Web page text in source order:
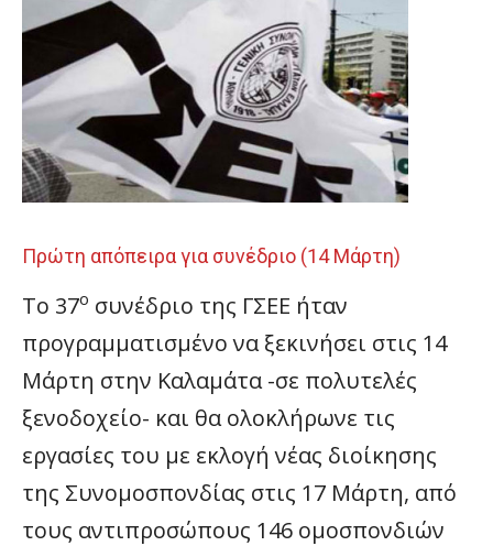
Πρώτη απόπειρα για συνέδριο (14 Μάρτη)
Το 37ο συνέδριο της ΓΣΕΕ ήταν
προγραμματισμένο να ξεκινήσει στις 14
Μάρτη στην Καλαμάτα -σε πολυτελές
ξενοδοχείο- και θα ολοκλήρωνε τις
εργασίες του με εκλογή νέας διοίκησης
της Συνομοσπονδίας στις 17 Μάρτη, από
τους αντιπροσώπους 146 ομοσπονδιών